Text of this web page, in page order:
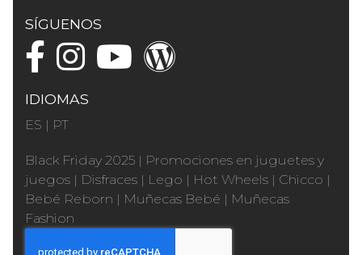
SÍGUENOS
IDIOMAS
ES | PT
Black Friday 2025 | Promociones en juguetes y
juegos | Disfraces | Lego | Hot Wheels | Chicco |
Bebé Reborn | Muñecas Bebé | Muñecas
Fashion